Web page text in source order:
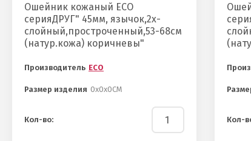
Ошейник кожаный ECO
серияДРУГ" 45мм, язычок,2х-
слойный,простроченный,53-68см
(натур.кожа) коричневы"
Производитель ECO
Размер изделия 0х0х0СМ
Кол-во: Кол-